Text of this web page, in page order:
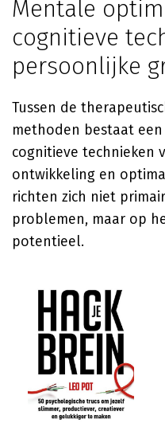
Mentale
cognitieve
persoonlijke
Tussen de
methoden bestaat
cognitieve technieken
ontwikkeling en
richten zich niet
problemen, maar op
potentieel.